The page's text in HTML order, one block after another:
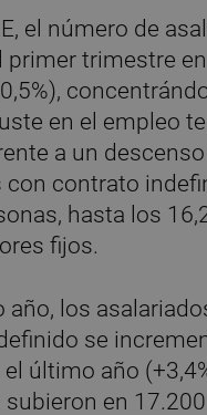
el número de
primer trimestre
en el empleo
a un
con contrato
hasta los
fijos.
año, los
se
último año
en 17.200